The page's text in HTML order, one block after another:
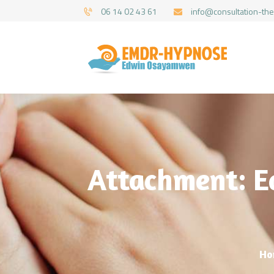
06 14 02 43 61 info@consultation-
Attachment: